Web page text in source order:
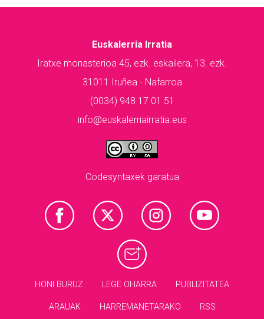
Euskalerria Irratia
Iratxe monasterioa 45, ezk. eskailera, 13. ezk.
31011 Iruñea - Nafarroa
(0034) 948 17 01 51
info@euskalerriairratia.eus
Codesyntaxek garatua
HONI BURUZ LEGE OHARRA PUBLIZITATEA
ARAUAK HARREMANETARAKO RSS